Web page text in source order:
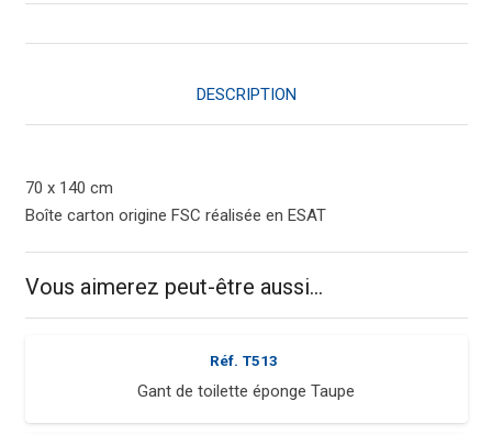
Drap
DESCRIPTION
70 x 140 cm
Boîte carton origine FSC réalisée en ESAT
Vous aimerez peut-être aussi…
Réf. T513
Gant de toilette éponge Taupe